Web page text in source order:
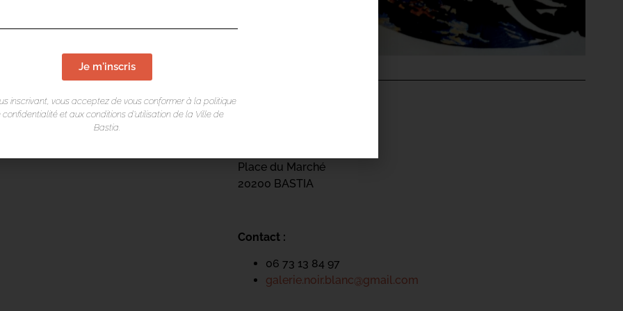
Place du Marché
20200 BASTIA
Contact :
06 73 13 84 97
galerie.noir.blanc@gmail.com
Je m'inscris
inscrivant, vous acceptez de vous conformer à la politique
confidentialité et aux conditions d’utilisation de la Ville de
Bastia.